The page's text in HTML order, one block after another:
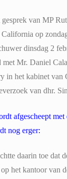
van MP
op
dinsdag 2
met Mr. Daniel
in het kabinet van
van dhr.
afgescheept
nog erger:
daarin toe dat
het kantoor van